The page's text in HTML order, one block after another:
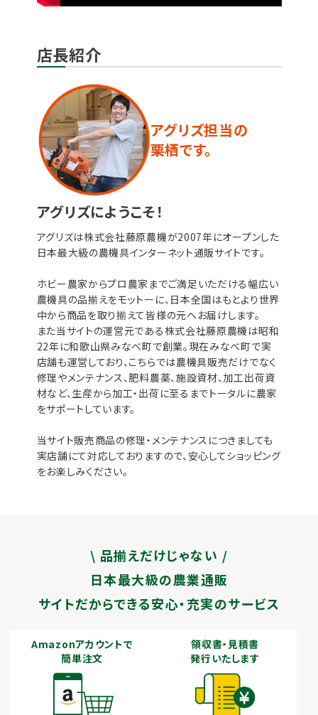
店長紹介
アグリズ担当の
栗栖です。
アグリズにようこそ！
アグリズは株式会社藤原農機が2007年にオープンした
日本最大級の農機具インターネット通販サイトです。
ホビー農家からプロ農家までご満足いただける幅広い
農機具の品揃えをモットーに、日本全国はもとより世界
中から商品を取り揃えて皆様の元へお届けします。
また当サイトの運営元である株式会社藤原農機は昭和
22年に和歌山県みなべ町で創業。現在みなべ町で実
店舗も運営しており、こちらでは農機具販売だけでなく
修理やメンテナンス、肥料農薬、施設資材、加工出荷資
材など、生産から加工・出荷に至るまでトータルに農家
をサポートしています。
当サイト販売商品の修理・メンテナンスにつきましても
実店舗にて対応しておりますので、安心してショッピング
をお楽しみください。
\ 品揃えだけじゃない /
日本最大級の農業通販
サイトだからできる安心・充実のサービス
Amazonアカウントで
簡単注文
領収書・見積書
発行いたします